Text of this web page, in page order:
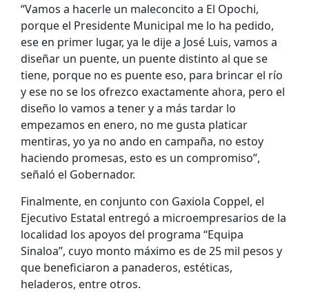
“Vamos a hacerle un maleconcito a El Opochi,
porque el Presidente Municipal me lo ha pedido,
ese en primer lugar, ya le dije a José Luis, vamos a
diseñar un puente, un puente distinto al que se
tiene, porque no es puente eso, para brincar el río
y ese no se los ofrezco exactamente ahora, pero el
diseño lo vamos a tener y a más tardar lo
empezamos en enero, no me gusta platicar
mentiras, yo ya no ando en campaña, no estoy
haciendo promesas, esto es un compromiso”,
señaló el Gobernador.
Finalmente, en conjunto con Gaxiola Coppel, el
Ejecutivo Estatal entregó a microempresarios de la
localidad los apoyos del programa “Equipa
Sinaloa”, cuyo monto máximo es de 25 mil pesos y
que beneficiaron a panaderos, estéticas,
heladeros, entre otros.